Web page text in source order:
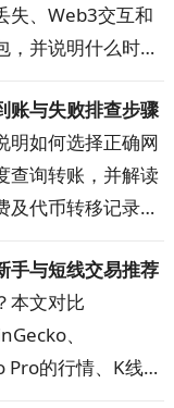
失、Web3交互和
，并说明什么时候
的资金用途和操作
账与失败排查步骤
明如何选择正确网
查询转账，并解读
及代币转移记录。
，快速定位问题。
手与短线交易推荐
本文对比
、
的行情、K线、